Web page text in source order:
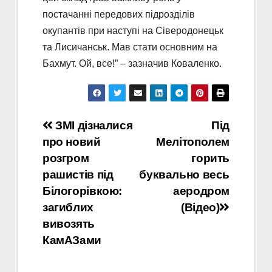
постачанні передових підрозділів
окупантів при наступі на Сіверодонецьк
та Лисичанськ. Мав стати основним на
Бахмут. Ой, все!” – зазначив Коваленко.
Навігація
записів
Під
Мелітополем
горить
буквально весь
аеродром
(Відео)
ЗМІ дізналися
про новий
розгром
рашистів під
Білогорівкою:
загиблих
вивозять
КамАЗами